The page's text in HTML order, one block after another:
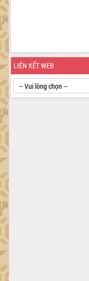
LIÊN KẾT WEB